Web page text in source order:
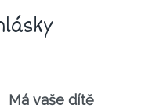
Má vaše dítě